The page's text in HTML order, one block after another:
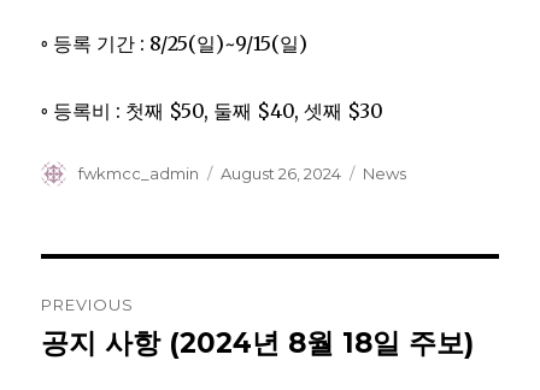
◦ 등록 기간 : 8/25(일)~9/15(일)
◦ 등록비 : 첫째 $50, 둘째 $40, 셋째 $30
Author
fwkmcc_admin
Posted
August 26, 2024 Categories
News
navigation
PREVIOUS
Previous
공지 사항 (2024년 8월 18일 주보)